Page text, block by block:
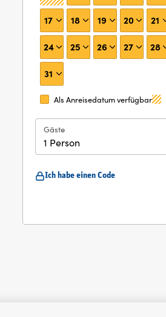
17 18 19 20 21
24 25 26 27 28
31
Als Anreisedatum verfügbar
Gäste
1 Person
Ich habe einen Code